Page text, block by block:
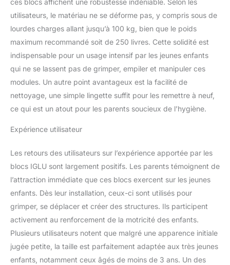
sûr pour les enfants.
FABRICATION :
Fièrement fabriqué en
Lettonie, un pays de
notre équipement de jeu
souple est fabriqué avec
précision - composé de
mousse PE et recouvert
utilisateurs, le matériau ne se déforme pas, y compris sous de
lourdes charges allant jusqu’à 100 kg, bien que le poids
maximum recommandé soit de 250 livres. Cette solidité est
indispensable pour un usage intensif par les jeunes enfants
qui ne se lassent pas de grimper, empiler et manipuler ces
modules. Un autre point avantageux est la facilité de
nettoyage, une simple lingette suffit pour les remettre à neuf,
ce qui est un atout pour les parents soucieux de l’hygiène.
Expérience utilisateur
Les retours des utilisateurs sur l’expérience apportée par les
blocs IGLU sont largement positifs. Les parents témoignent de
l’attraction immédiate que ces blocs exercent sur les jeunes
enfants. Dès leur installation, ceux-ci sont utilisés pour
grimper, se déplacer et créer des structures. Ils participent
activement au renforcement de la motricité des enfants.
Plusieurs utilisateurs notent que malgré une apparence initiale
jugée petite, la taille est parfaitement adaptée aux très jeunes
enfants, notamment ceux âgés de moins de 3 ans. Un des